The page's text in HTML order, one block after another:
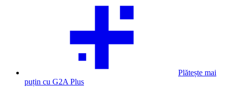
Plătește mai
puțin cu G2A Plus